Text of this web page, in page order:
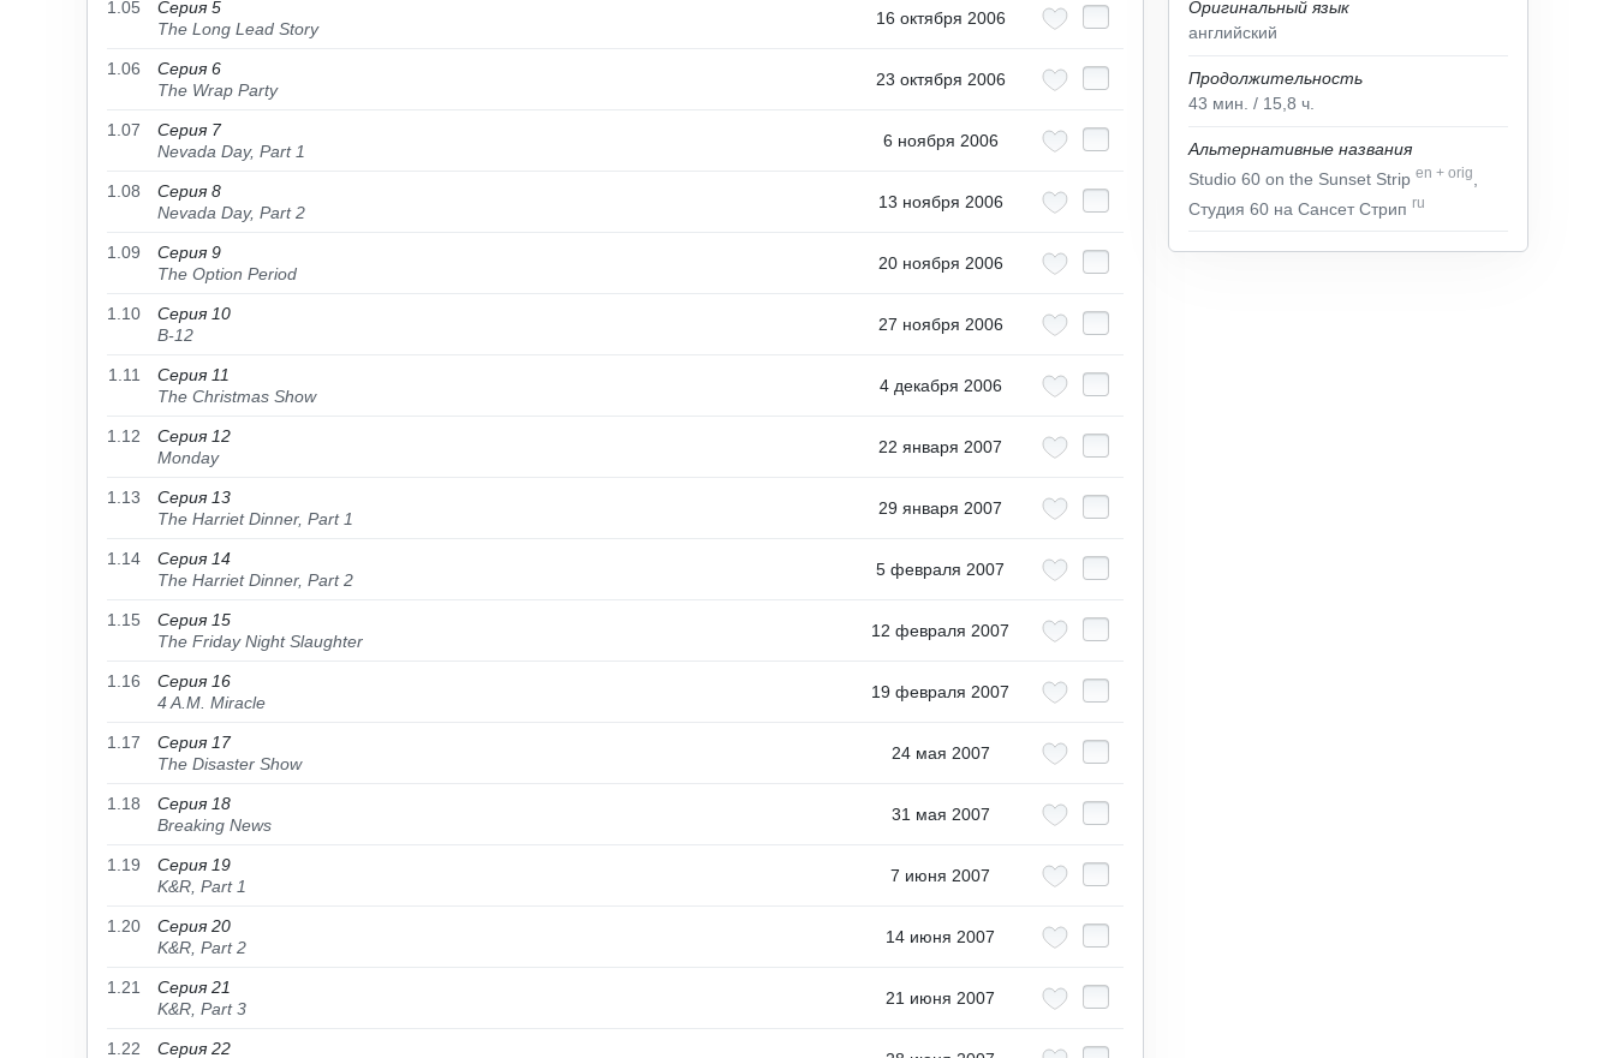
Оригинальный язык
английский
Продолжительность
43 мин. / 15,8 ч.
Альтернативные названия
Studio 60 on the Sunset Strip en + orig
Студия 60 на Сансет Стрип ru
1.05
Серия 5
The Long Lead Story
16 октября 2006
1.06
Серия 6
The Wrap Party
23 октября 2006
1.07
Серия 7
Nevada Day, Part 1
6 ноября 2006
1.08
Серия 8
Nevada Day, Part 2
13 ноября 2006
1.09
Серия 9
The Option Period
20 ноября 2006
1.10
Серия 10
B-12
27 ноября 2006
1.11
Серия 11
The Christmas Show
4 декабря 2006
1.12
Серия 12
Monday
22 января 2007
1.13
Серия 13
The Harriet Dinner, Part 1
29 января 2007
1.14
Серия 14
The Harriet Dinner, Part 2
5 февраля 2007
1.15
Серия 15
The Friday Night Slaughter
12 февраля 2007
1.16
Серия 16
4 A.M. Miracle
19 февраля 2007
1.17
Серия 17
The Disaster Show
24 мая 2007
1.18
Серия 18
Breaking News
31 мая 2007
1.19
Серия 19
K&R, Part 1
7 июня 2007
1.20
Серия 20
K&R, Part 2
14 июня 2007
1.21
Серия 21
K&R, Part 3
21 июня 2007
1.22
Серия 22